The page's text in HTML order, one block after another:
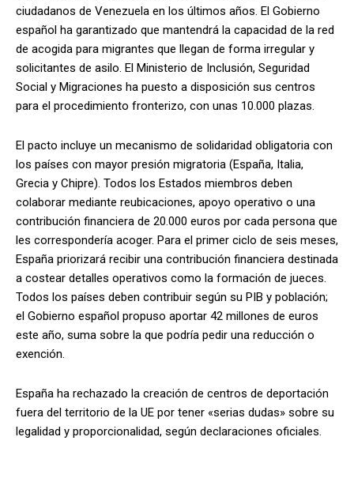
ciudadanos de Venezuela en los últimos años. El Gobierno
español ha garantizado que mantendrá la capacidad de la red
de acogida para migrantes que llegan de forma irregular y
solicitantes de asilo. El Ministerio de Inclusión, Seguridad
Social y Migraciones ha puesto a disposición sus centros
para el procedimiento fronterizo, con unas 10.000 plazas.
El pacto incluye un mecanismo de solidaridad obligatoria con
los países con mayor presión migratoria (España, Italia,
Grecia y Chipre). Todos los Estados miembros deben
colaborar mediante reubicaciones, apoyo operativo o una
contribución financiera de 20.000 euros por cada persona que
les correspondería acoger. Para el primer ciclo de seis meses,
España priorizará recibir una contribución financiera destinada
a costear detalles operativos como la formación de jueces.
Todos los países deben contribuir según su PIB y población;
el Gobierno español propuso aportar 42 millones de euros
este año, suma sobre la que podría pedir una reducción o
exención.
España ha rechazado la creación de centros de deportación
fuera del territorio de la UE por tener «serias dudas» sobre su
legalidad y proporcionalidad, según declaraciones oficiales.